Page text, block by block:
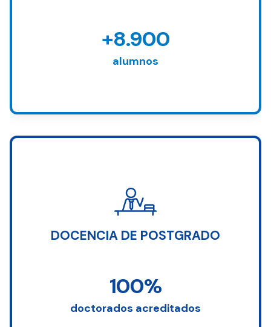
+8.900
alumnos
DOCENCIA DE POSTGRADO
100%
doctorados acreditados